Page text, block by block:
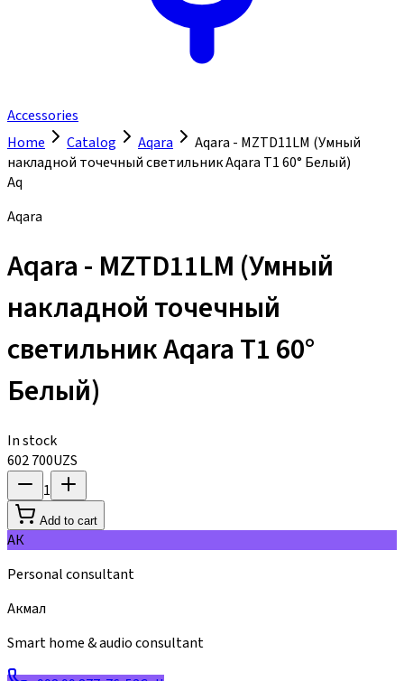
Accessories
Home
Catalog Aqara
Aqara - MZTD11LM (Умный
накладной точечный светильник Aqara Т1 60° Белый)
Aq
Aqara
Aqara - MZTD11LM (Умный
накладной точечный
светильник Aqara Т1 60°
Белый)
In stock
602 700UZS
1
Add to cart
АК
Personal consultant
Акмал
Smart home & audio consultant